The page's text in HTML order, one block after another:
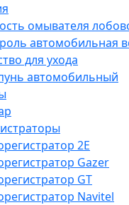
омывателя
автомобильная
для ухода
автомобильный
2E
Gazer
GT
Navitel